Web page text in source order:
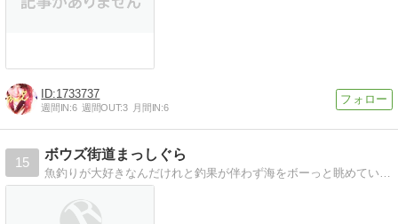
1733737
週間IN:6 週間OUT:3 月間IN:6
15
ボウズ街道まっしぐら
魚釣りが大好きなんだけれと釣果が伴わず海をボーっと眺めていることが多いじじいのボウズ街道をまっしぐらに突進む悲しいブログ。トホホ